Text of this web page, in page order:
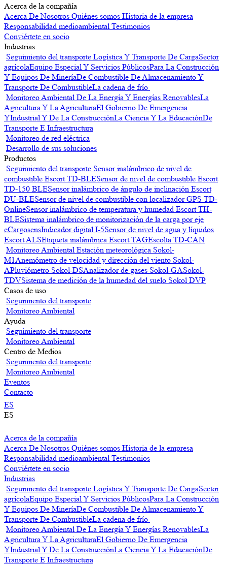
Acerca de la compañía
Acerca De Nosotros Quiénes somos Historia de la empresa
Responsabilidad medioambiental Testimonios
Conviértete en socio
Industrias
Seguimiento del transporte Logística Y Transporte De CargaSector
agrícolaEquipo Especial Y Servicios PúblicosPara La Construcción
Y Equipos De MineríaDe Combustible De Almacenamiento Y
Transporte De CombustibleLa cadena de frío
Monitoreo Ambiental De La Energía Y Energías RenovablesLa
Agricultura Y La AgriculturaEl Gobierno De Emergencia
YIndustrial Y De La ConstrucciónLa Ciencia Y La EducaciónDe
Transporte E Infraestructura
Monitoreo de red eléctrica
Desarrollo de sus soluciones
Productos
Seguimiento del transporte Sensor inalámbrico de nivel de
combustible Escort TD-BLESensor de nivel de combustible Escort
TD-150 BLESensor inalámbrico de ángulo de inclinación Escort
DU-BLESensor de nivel de combustible con localizador GPS TD-
OnlineSensor inalámbrico de temperatura y humedad Escort TH-
BLESistema inalámbrico de monitorización de la carga por eje
eCargosensIndicador digital I-5Sensor de nivel de agua y líquidos
Escort ALSEtiqueta inalámbrica Escort TAGEscolta TD-CAN
Monitoreo Ambiental Estación meteorológica Sokol-
M1 Anemómetro de velocidad y dirección del viento Sokol-
APluviómetro Sokol-DSAnalizador de gases Sokol-GASokol-
TDVSistema de medición de la humedad del suelo Sokol DVP
Casos de uso
Seguimiento del transporte
Monitoreo Ambiental
Ayuda
Seguimiento del transporte
Monitoreo Ambiental
Centro de Medios
Seguimiento del transporte
Monitoreo Ambiental
Eventos
Contacto
ES
ES
Acerca de la compañía
Acerca De Nosotros Quiénes somos Historia de la empresa
Responsabilidad medioambiental Testimonios
Conviértete en socio
Industrias
Seguimiento del transporte Logística Y Transporte De CargaSector
agrícolaEquipo Especial Y Servicios PúblicosPara La Construcción
Y Equipos De MineríaDe Combustible De Almacenamiento Y
Transporte De CombustibleLa cadena de frío
Monitoreo Ambiental De La Energía Y Energías RenovablesLa
Agricultura Y La AgriculturaEl Gobierno De Emergencia
YIndustrial Y De La ConstrucciónLa Ciencia Y La EducaciónDe
Transporte E Infraestructura